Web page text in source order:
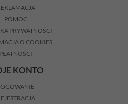
POMOC
PRYWATNOŚCI
O COOKIES
PŁATNOŚCI
KONTO